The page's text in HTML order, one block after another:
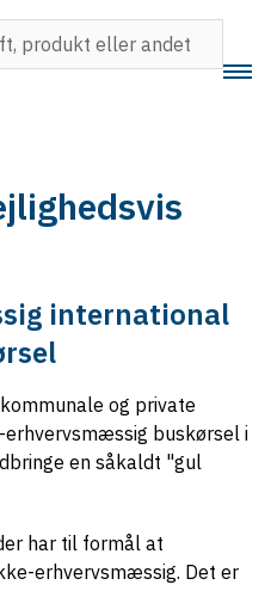
international
og private
buskørsel i
en såkaldt "gul
har til formål at
erhvervsmæssig. Det er